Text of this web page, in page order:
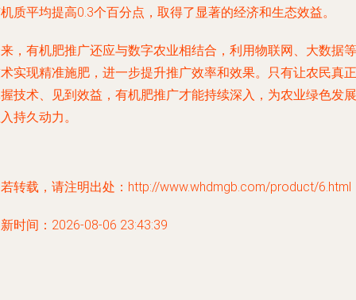
质平均提高0.3个百分点，取得了显著的经济和生态效益。
，有机肥推广还应与数字农业相结合，利用物联网、大数据等
实现精准施肥，进一步提升推广效率和效果。只有让农民真正
技术、见到效益，有机肥推广才能持续深入，为农业绿色发展
持久动力。
转载，请注明出处：http://www.whdmgb.com/product/6.html
时间：2026-08-06 23:43:39